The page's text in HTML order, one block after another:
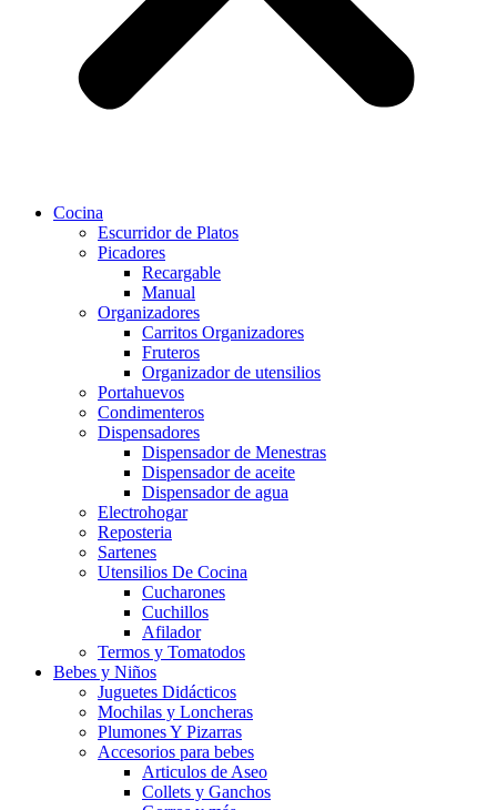
Cocina
Escurridor de Platos
Picadores
Recargable
Manual
Organizadores
Carritos Organizadores
Fruteros
Organizador de utensilios
Portahuevos
Condimenteros
Dispensadores
Dispensador de Menestras
Dispensador de aceite
Dispensador de agua
Electrohogar
Reposteria
Sartenes
Utensilios De Cocina
Cucharones
Cuchillos
Afilador
Termos y Tomatodos
Bebes y Niños
Juguetes Didácticos
Mochilas y Loncheras
Plumones Y Pizarras
Accesorios para bebes
Articulos de Aseo
Collets y Ganchos